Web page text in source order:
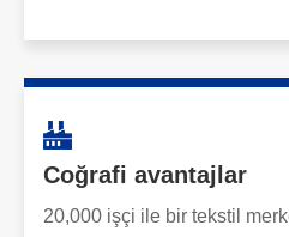
Coğrafi avantajlar
20,000 işçi ile bir tekstil